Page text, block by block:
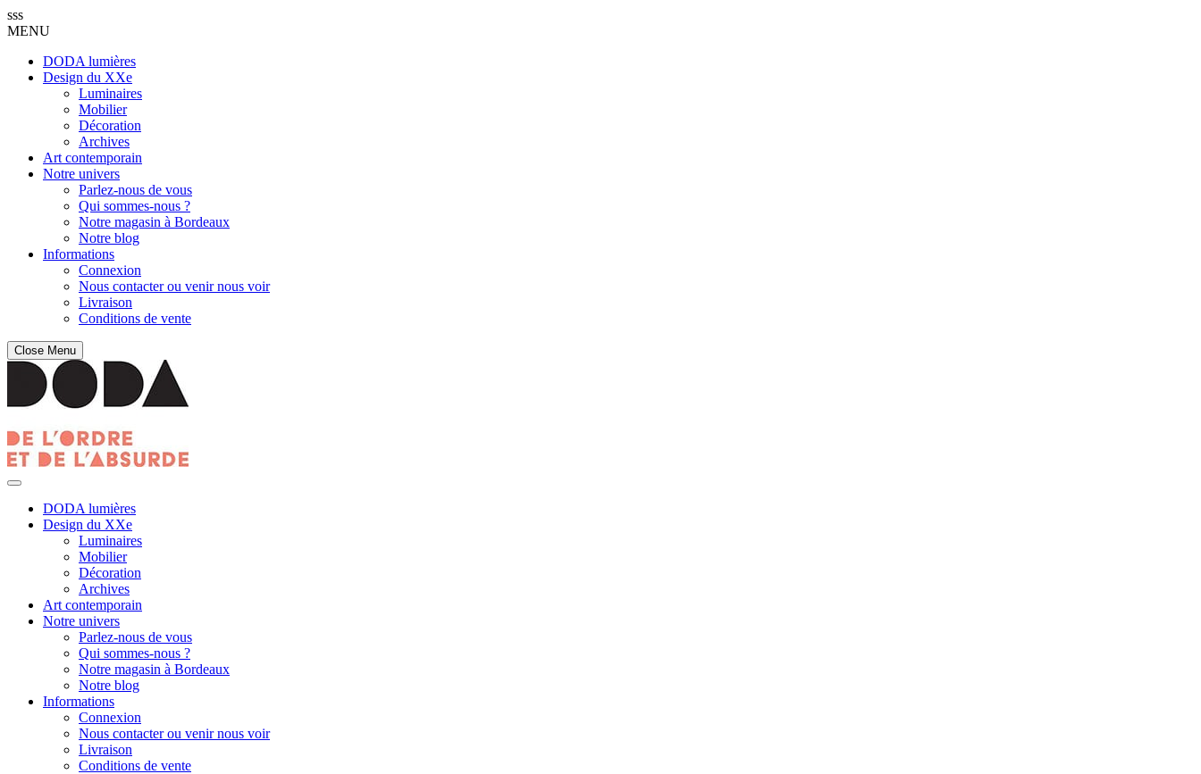
sss
MENU
DODA lumières
Design du XXe
Luminaires
Mobilier
Décoration
Archives
Art contemporain
Notre univers
Parlez-nous de vous
Qui sommes-nous ?
Notre magasin à Bordeaux
Notre blog
Informations
Connexion
Nous contacter ou venir nous voir
Livraison
Conditions de vente
Close Menu
DODA lumières
Design du XXe
Luminaires
Mobilier
Décoration
Archives
Art contemporain
Notre univers
Parlez-nous de vous
Qui sommes-nous ?
Notre magasin à Bordeaux
Notre blog
Informations
Connexion
Nous contacter ou venir nous voir
Livraison
Conditions de vente